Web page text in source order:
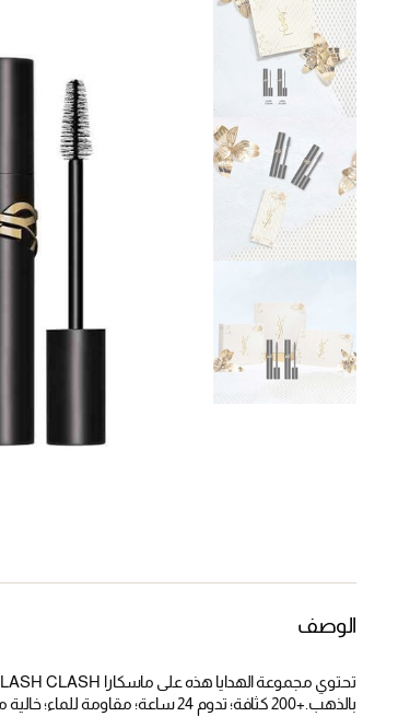
الوصف
بالذهب.+200 كثافة؛ تدوم 24 ساعة؛ مقاومة للماء؛ خالية من العطور؛ خالية من البارابين، ماسكارا مكثفة تدوم طويلاً وذات صبغة عالية.